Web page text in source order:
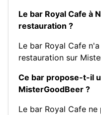
Le bar Royal Cafe à
restauration ?
Le bar Royal Cafe
restauration sur
Ce bar propose-t-il
MisterGoodBeer ?
Le bar Royal Cafe